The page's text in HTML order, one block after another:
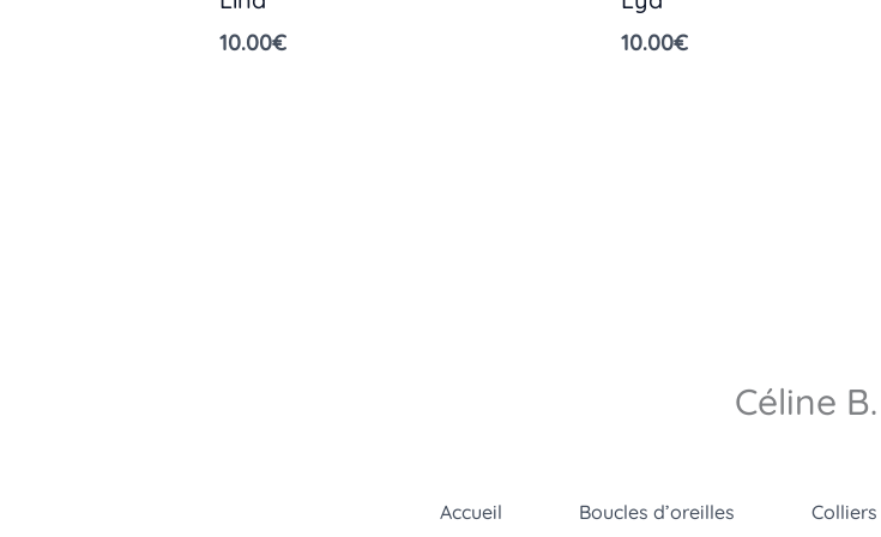
10.00€ 10.00€
Céline B.
Accueil Boucles d’oreilles Colliers